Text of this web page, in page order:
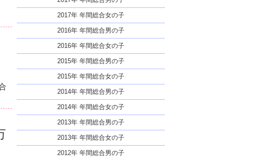
2017年 年間総合女の子
2016年 年間総合男の子
2016年 年間総合女の子
2015年 年間総合男の子
2015年 年間総合女の子
2014年 年間総合男の子
2014年 年間総合女の子
2013年 年間総合男の子
2013年 年間総合女の子
2012年 年間総合男の子